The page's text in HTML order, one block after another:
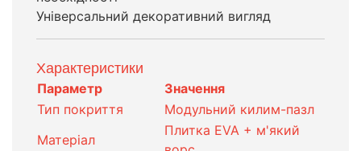
Універсальний декоративний вигляд
Характеристики
Параметр
Значення
Тип покриття
Модульний килим-пазл
Матеріал
Плитка EVA + м'який